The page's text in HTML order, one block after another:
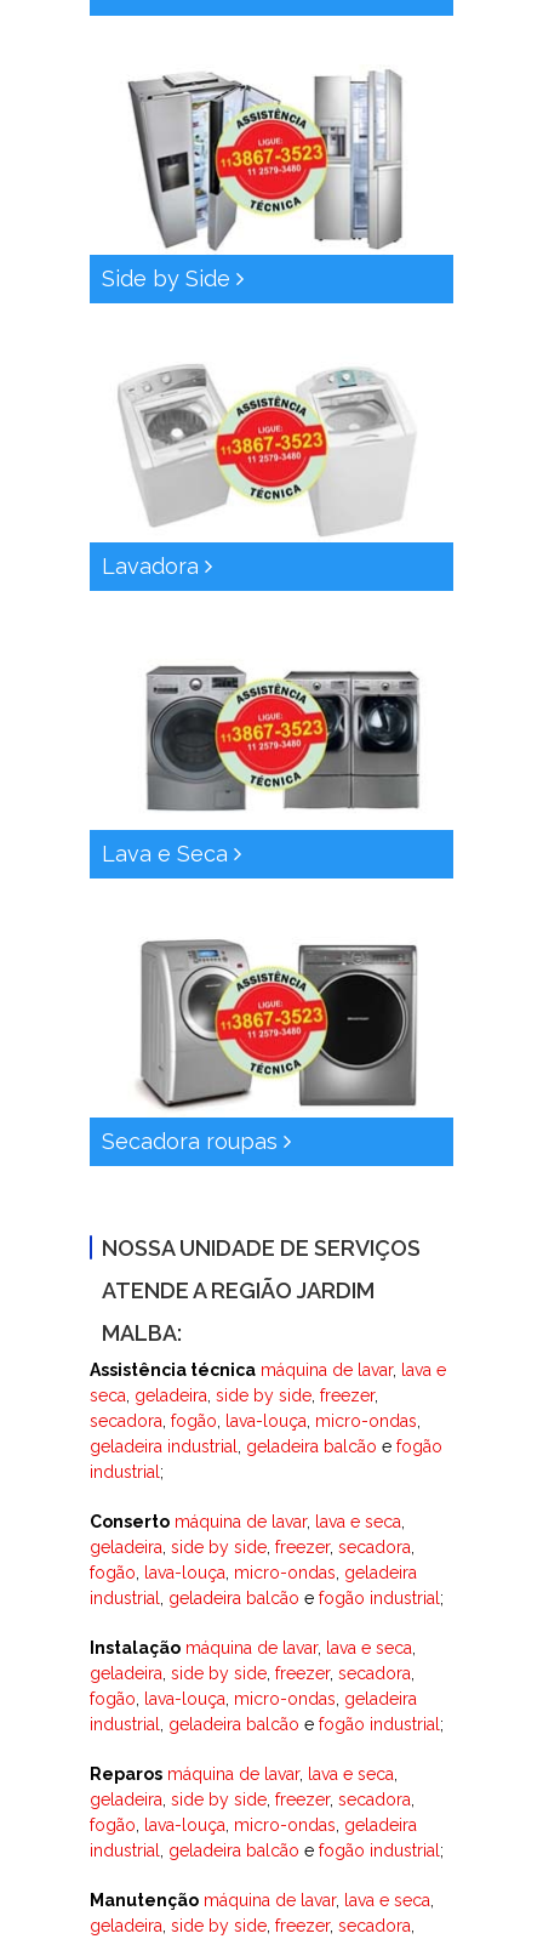
Side by Side
Lavadora
Lava e Seca
Secadora roupas
NOSSA UNIDADE DE SERVIÇOS
ATENDE A REGIÃO JARDIM
MALBA:
Assistência técnica máquina de lavar,
lava e
seca geladeira side by side freezer,
secadora fogão lava-louça micro-ondas
geladeira industrial
geladeira balcão e fogão
industrial ;
Conserto máquina de lavar, lava e seca
geladeira side by side freezer, secadora
fogão
lava-louça micro-ondas geladeira
industrial
geladeira balcão e fogão industrial ;
Instalação máquina de lavar, lava e seca
geladeira side by side freezer, secadora
fogão
lava-louça micro-ondas geladeira
industrial
geladeira balcão e fogão industrial ;
Reparos máquina de lavar, lava e seca
geladeira side by side freezer, secadora
fogão
lava-louça micro-ondas geladeira
industrial
geladeira balcão e fogão industrial ;
Manutenção máquina de lavar, lava e seca
geladeira side by side freezer, secadora